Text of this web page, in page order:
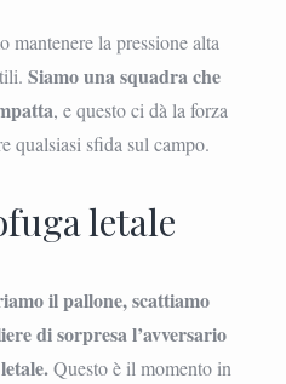
mantenere la pressione alta
Siamo una squadra che
, e questo ci dà la forza
qualsiasi sfida sul campo.
letale
il pallone, scattiamo
di sorpresa l’avversario
Questo è il momento in